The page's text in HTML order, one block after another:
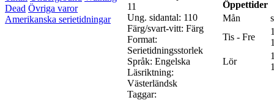
Dead Övriga varor
Amerikanska serietidningar
11
Ung. sidantal: 110
Färg/svart-vitt: Färg
Format:
Serietidningsstorlek
Språk: Engelska
Läsriktning:
Västerländsk
Taggar:
Öppettider
Mån
Tis - Fre
Lör